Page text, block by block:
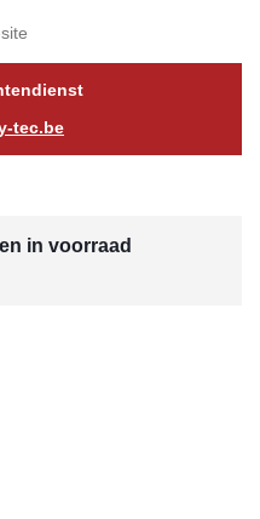
tec.be
in voorraad